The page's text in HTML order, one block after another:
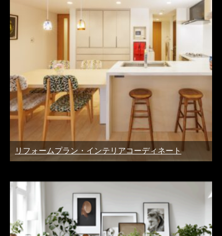
リフォームプラン・インテリアコーディネート